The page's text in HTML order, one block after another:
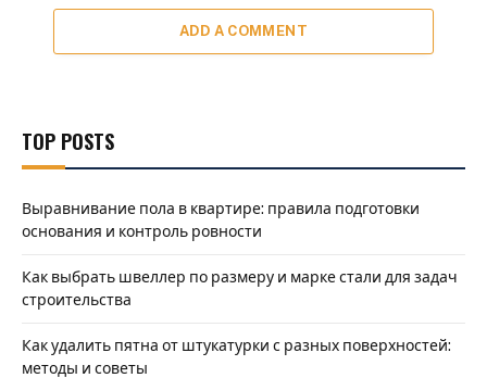
ADD A COMMENT
TOP POSTS
Выравнивание пола в квартире: правила подготовки
основания и контроль ровности
Как выбрать швеллер по размеру и марке стали для задач
строительства
Как удалить пятна от штукатурки с разных поверхностей:
методы и советы